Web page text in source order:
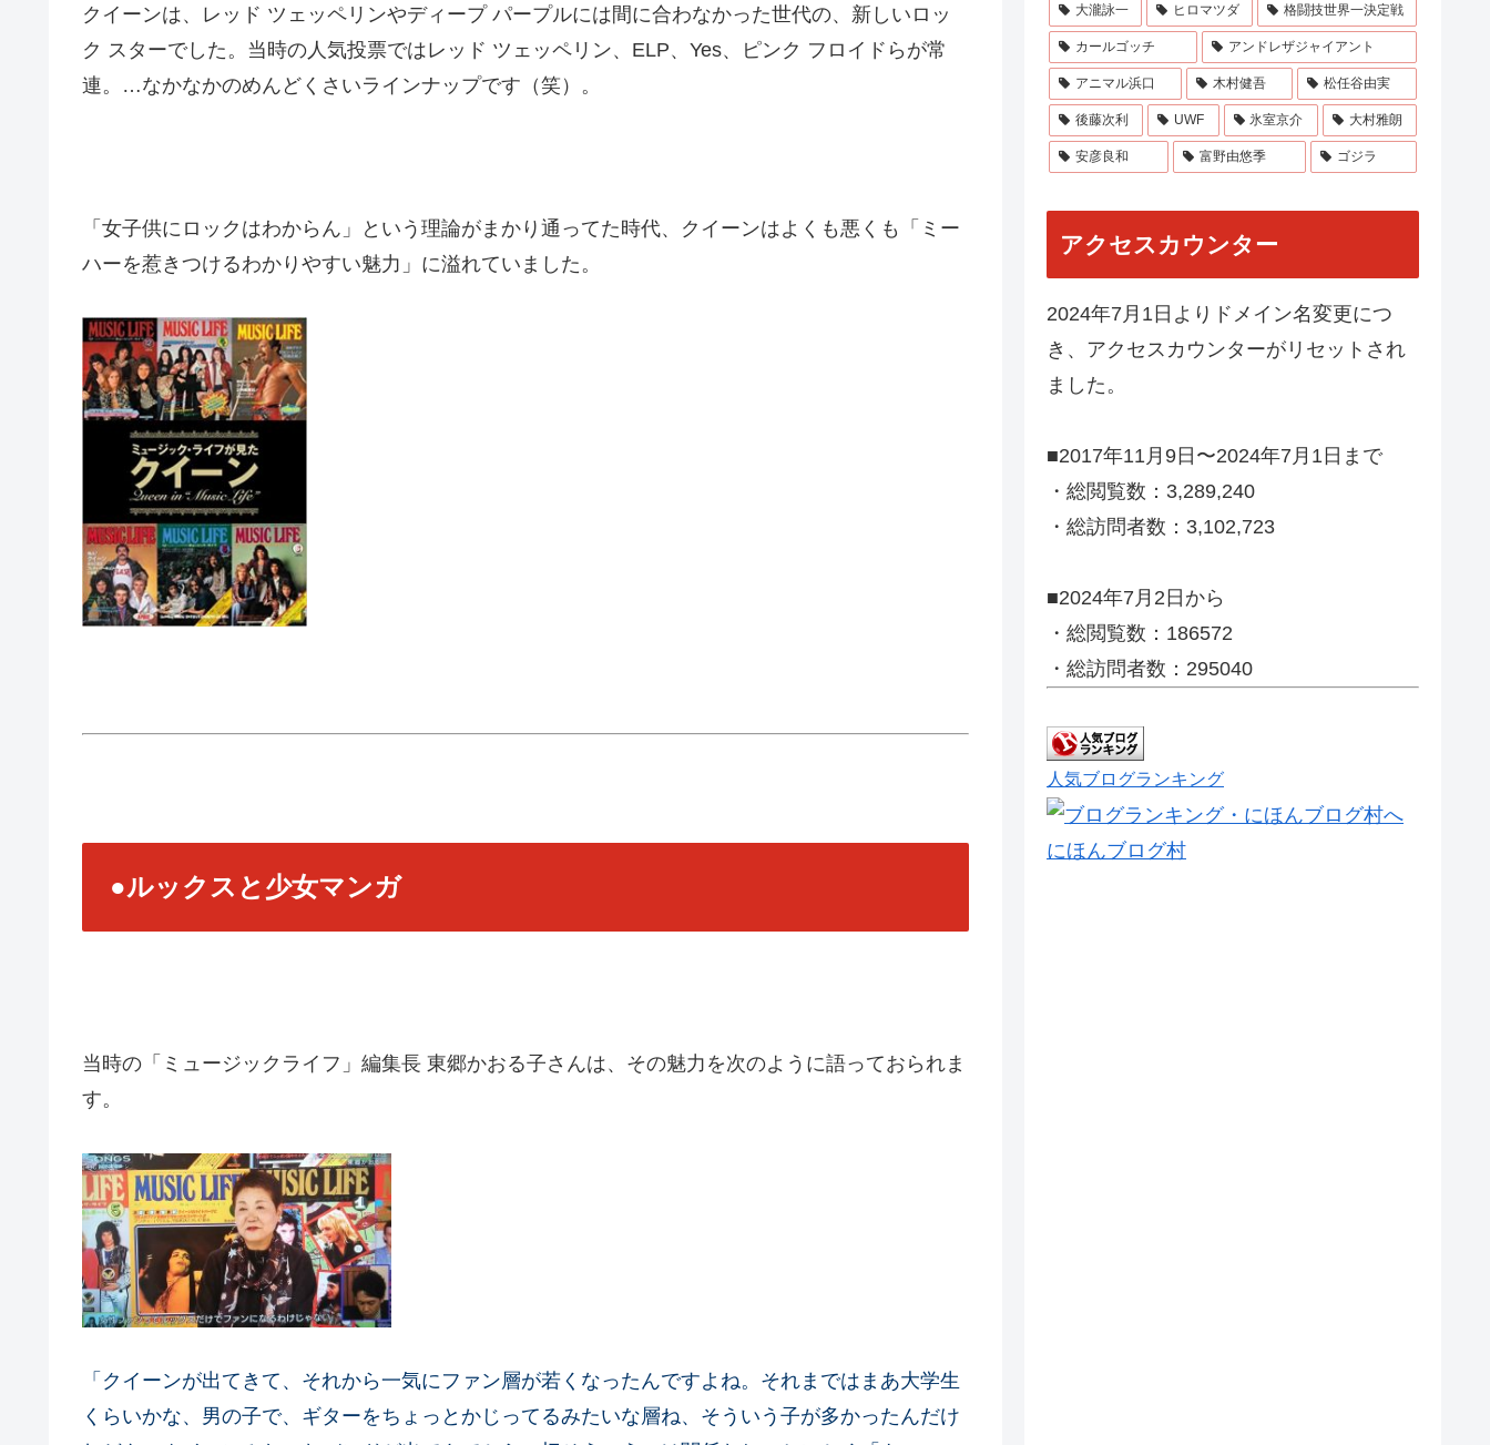
クイーンは、レッド ツェッペリンやディープ パープルには間に合わなかった世代の、新しいロッ
ク スターでした。当時の人気投票ではレッド ツェッペリン、ELP、Yes、ピンク フロイドらが常
連。…なかなかのめんどくさいラインナップです（笑）。
「女子供にロックはわからん」という理論がまかり通ってた時代、クイーンはよくも悪くも「ミー
ハーを惹きつけるわかりやすい魅力」に溢れていました。
●ルックスと少女マンガ
当時の「ミュージックライフ」編集長 東郷かおる子さんは、その魅力を次のように語っておられま
す。
「クイーンが出てきて、それから一気にファン層が若くなったんですよね。それまではまあ大学生
くらいかな、男の子で、ギターをちょっとかじってるみたいな層ね、そういう子が多かったんだけ
大瀧詠一 ヒロマツダ 格闘技世界一決定戦
カールゴッチ アンドレザジャイアント
アニマル浜口 木村健吾 松任谷由実
後藤次利 UWF 氷室京介 大村雅朗
安彦良和 富野由悠季 ゴジラ
アクセスカウンター
2024年7月1日よりドメイン名変更につ
き、アクセスカウンターがリセットされ
ました。
■2017年11月9日〜2024年7月1日まで
・総閲覧数：3,289,240
・総訪問者数：3,102,723
■2024年7月2日から
・総閲覧数：186572
・総訪問者数：295040
人気ブログランキング
にほんブログ村